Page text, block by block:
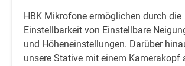
HBK Mikrofone ermöglichen durch die
Einstellbarkeit von Einstellbare
und Höheneinstellungen. Darüber
unsere Stative mit einem Kamerakopf